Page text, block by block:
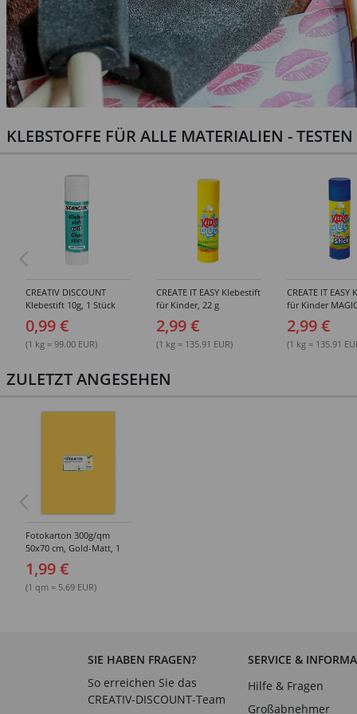
KLEBSTOFFE FÜR ALLE MATERIALIEN -
CREATIV DISCOUNT
Klebestift 10g, 1 Stück
0,99 €
(1 kg = 99.00 EUR)
CREATE IT EASY Klebestift
für Kinder, 22 g
2,99 €
(1 kg = 135.91 EUR)
CREATE IT
für Kinder
2,99 €
(1 kg = 135.91
ZULETZT ANGESEHEN
Fotokarton 300g/qm
50x70 cm, Gold-Matt, 1
Bogen
1,99 €
(1 qm = 5.69 EUR)
SIE HABEN FRAGEN?
So erreichen Sie das
CREATIV-DISCOUNT-Team
SERVICE &
Hilfe & Fragen
Großabnehmer